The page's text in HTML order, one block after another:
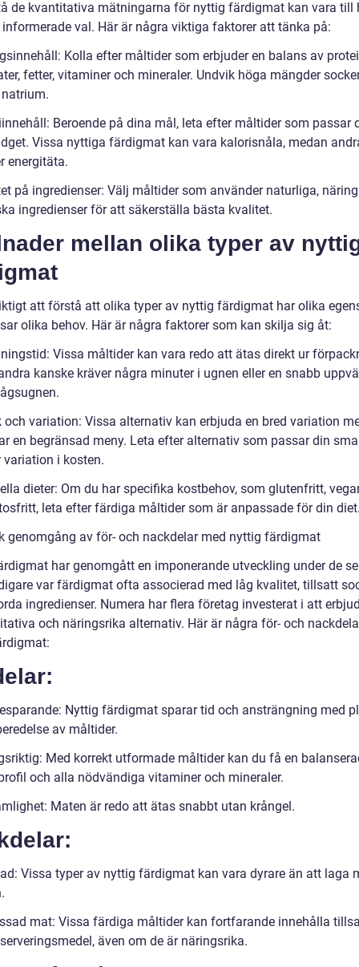
de kvantitativa mätningarna för nyttig färdigmat kan vara till
val. Här är några viktiga faktorer att tänka på:
Kolla efter måltider som erbjuder en balans av
fetter, vitaminer och mineraler. Undvik höga mängder
Beroende på dina mål, leta efter måltider som passar
Vissa nyttiga färdigmat kan vara kalorisnåla, medan
energitäta.
på ingredienser: Välj måltider som använder naturliga,
ingredienser för att säkerställa bästa kvalitet.
mellan olika typer av
att förstå att olika typer av nyttig färdigmat har olika
olika behov. Här är några faktorer som kan skilja sig åt:
Vissa måltider kan vara redo att ätas direkt ur
kanske kräver några minuter i ugnen eller en snabb
och variation: Vissa alternativ kan erbjuda en bred variation
en begränsad meny. Leta efter alternativ som passar din
variation i kosten.
dieter: Om du har specifika kostbehov, som glutenfritt,
leta efter färdiga måltider som är anpassade för din
genomgång av för- och nackdelar med nyttig färdigmat
har genomgått en imponerande utveckling under de
var färdigmat ofta associerad med låg kvalitet, tillsatt
ingredienser. Numera har flera företag investerat i att
och näringsrika alternativ. Här är några för- och
Nyttig färdigmat sparar tid och ansträngning med
av måltider.
Med korrekt utformade måltider kan du få en
och alla nödvändiga vitaminer och mineraler.
Maten är redo att ätas snabbt utan krångel.
Vissa typer av nyttig färdigmat kan vara dyrare än att laga
mat: Vissa färdiga måltider kan fortfarande innehålla
även om de är näringsrika.